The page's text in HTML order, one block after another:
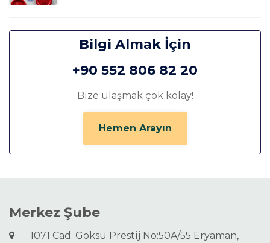
Bilgi Almak İçin
+90 552 806 82 20
Bize ulaşmak çok kolay!
Hemen Arayın
Merkez Şube
1071 Cad. Göksu Prestij No:50A/55 Eryaman,